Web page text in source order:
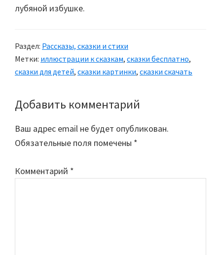
лубяной избушке.
Раздел: Рассказы, сказки и стихи
Метки: иллюстрации к сказкам, сказки бесплатно,
сказки для детей, сказки картинки, сказки скачать
Reader
Interactions
Добавить комментарий
Ваш адрес email не будет опубликован.
Обязательные поля помечены *
Комментарий *